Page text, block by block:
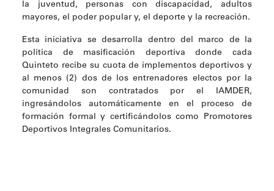
la juventud, personas con discapacidad, adultos
mayores, el poder popular y, el deporte y la recreación.
Esta iniciativa se desarrolla dentro del marco de la
política de masificación deportiva donde cada
Quinteto recibe su cuota de implementos deportivos y
al menos (2) dos de los entrenadores electos por la
comunidad son contratados por el IAMDER,
ingresándolos automáticamente en el proceso de
formación formal y certificándolos como Promotores
Deportivos Integrales Comunitarios.